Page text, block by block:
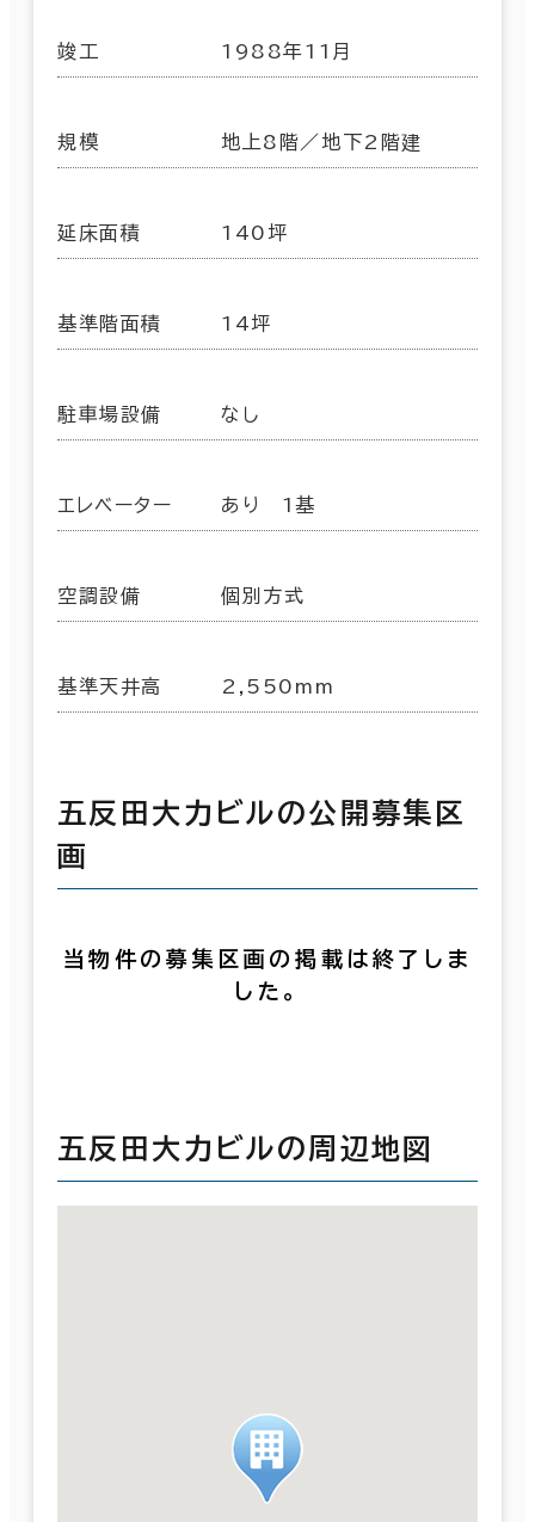
竣工 1988年11月
規模 地上8階／地下2階建
延床面積 140坪
基準階面積 14坪
駐車場設備 なし
エレベーター あり 1基
空調設備 個別方式
基準天井高 2,550mm
五反田大力ビルの公開募集区
画
当物件の募集区画の掲載は終了しま
した。
五反田大力ビルの周辺地図